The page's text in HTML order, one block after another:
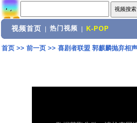
视频首页 热门视频 K-POP
首页>> 前一页>> 喜剧者联盟 郭麒麟抛弃相